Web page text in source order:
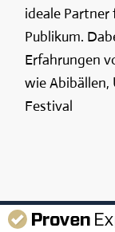
ideale
Publikum.
Erfahrungen
wie Abibällen,
Festival